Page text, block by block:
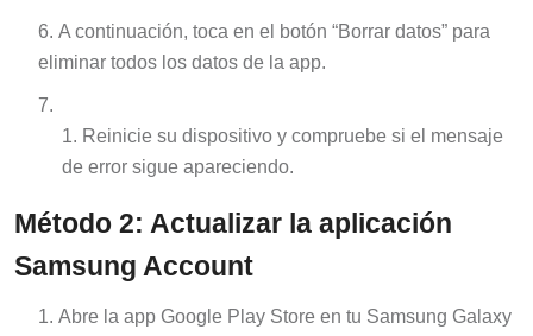
A continuación, toca en el botón “Borrar datos” para
eliminar todos los datos de la app.
Reinicie su dispositivo y compruebe si el mensaje
de error sigue apareciendo.
Método 2: Actualizar la aplicación
Samsung Account
Abre la app Google Play Store en tu Samsung Galaxy